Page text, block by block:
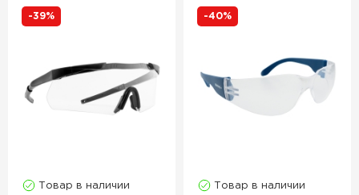
-39%
Товар в наличии
-40%
Товар в наличии